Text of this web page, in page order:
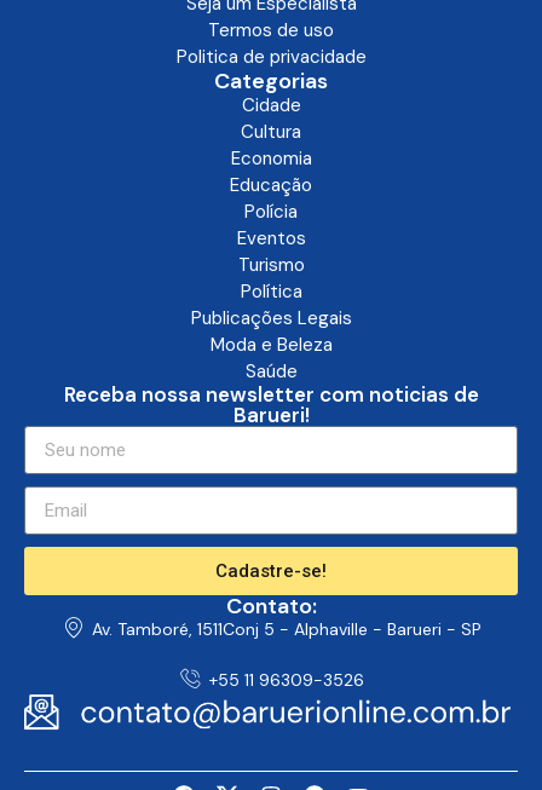
Institucional
Quem somos
Fale conosco
Guia Comercial
Seja um Especialista
Termos de uso
Politica de privacidade
Categorias
Cidade
Cultura
Economia
Educação
Polícia
Eventos
Turismo
Política
Publicações Legais
Saúde
Receba nossa newsletter com noticias de
Barueri!
Cadastre-se!
Contato: